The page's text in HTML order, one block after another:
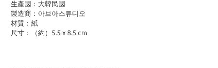
生產國：大韓民國
製造商：아브아스튜디오
材質：紙
尺寸：（約）5.5 x 8.5 cm